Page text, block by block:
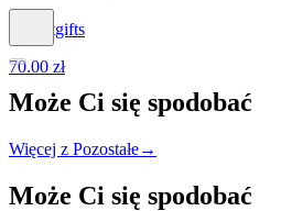
Renartgifts
70.00 zł
Może Ci się spodobać
Więcej z Pozostałe→
Może Ci się spodobać